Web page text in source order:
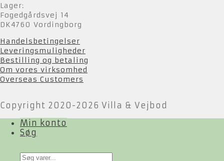
Lager:
Fogedgårdsvej 14
DK4760 Vordingborg
Handelsbetingelser
Leveringsmuligheder
Bestilling og betaling
Om vores virksomhed
Overseas Customers
Copyright 2020-2026 Villa & Vejbod
Min konto
Søg
Products